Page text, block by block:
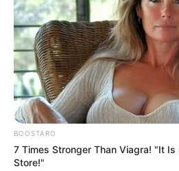
BOOSTARO
7 Times Stronger Than Viagra! "It Is
Store!"